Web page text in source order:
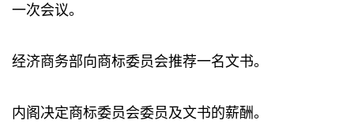
一次会议。
经济商务部向商标委员会推荐一名文书。
内阁决定商标委员会委员及文书的薪酬。